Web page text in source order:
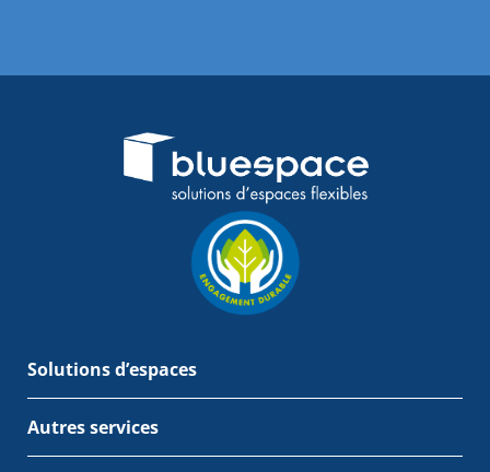
Solutions d’espaces
Autres services